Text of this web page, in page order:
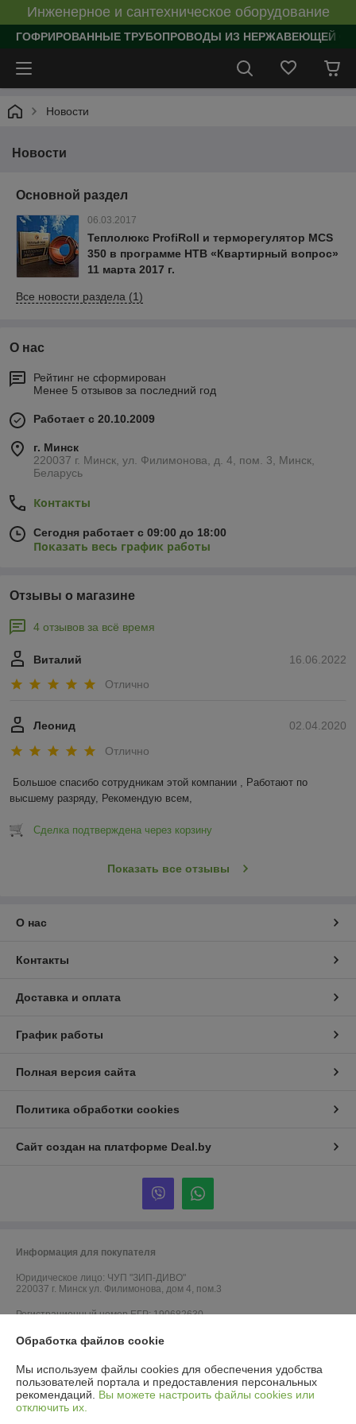
Инженерное и сантехническое оборудование
ГОФРИРОВАННЫЕ ТРУБОПРОВОДЫ ИЗ НЕРЖАВЕЮЩЕЙ
Новости
Новости
Основной раздел
06.03.2017
Теплолюкс ProfiRoll и терморегулятор MCS
350 в программе НТВ «Квартирный вопрос»
11 марта 2017 г.
Все новости раздела (1)
О нас
Рейтинг не сформирован
Менее 5 отзывов за последний год
Работает с 20.10.2009
г. Минск
220037 г. Минск, ул. Филимонова, д. 4, пом. 3, Минск,
Беларусь
Контакты
Сегодня работает с 09:00 до 18:00
Показать весь график работы
Отзывы о магазине
4 отзывов за всё время
16.06.2022
Виталий
Отлично
02.04.2020
Леонид
Отлично
Большое спасибо сотрудникам этой компании , Работают по
высшему разряду, Рекомендую всем,
Сделка подтверждена через корзину
Показать все отзывы
О нас
Контакты
Доставка и оплата
График работы
Полная версия сайта
Политика обработки cookies
Сайт создан на платформе Deal.by
Информация для покупателя
Юридическое лицо: ЧУП "ЗИП-ДИВО"
220037 г. Минск ул. Филимонова, дом 4, пом.3
Регистрационный номер ЕГР: 190682630
УНП: 190682630
Регистрационный орган: Минский горисполком
Дата регистрации компании: 09.02.2016
Обработка файлов cookie
Мы используем файлы cookies для обеспечения удобства
пользователей портала и предоставления персональных
рекомендаций. Вы можете настроить файлы cookies или
отключить их.